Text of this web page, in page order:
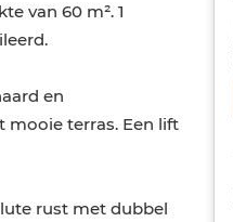
van 60 m². 1
en
mooie terras. Een lift
rust met dubbel